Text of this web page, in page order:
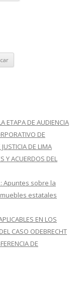
ETAPA DE AUDIENCIA
DE
DE LIMA
Y ACUERDOS DEL
Apuntes sobre la
estatales
EN LOS
CASO ODEBRECHT
DE